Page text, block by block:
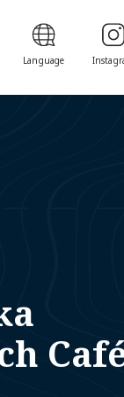
Language